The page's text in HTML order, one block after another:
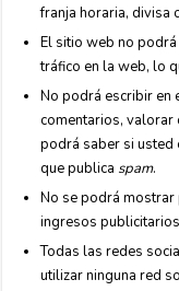
franja horaria, divisa
El sitio web no
tráfico en la web, lo
No podrá escribir
comentarios, valorar
podrá saber si usted
que publica spam.
No se podrá
ingresos
Todas las redes
utilizar ninguna red